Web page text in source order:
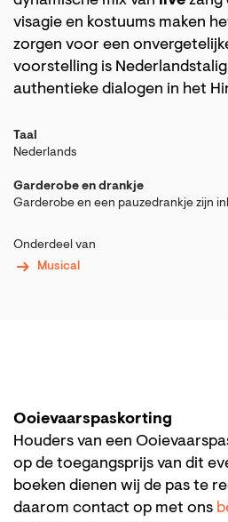
visagie en kostuums maken
zorgen voor een
voorstelling is
authentieke dialogen in het
Taal
Nederlands
Garderobe en drankje
Garderobe en een pauzedrankje zijn
Onderdeel van
Musical
Ooievaarspaskorting
Houders van een
op de toegangsprijs van dit
boeken dienen wij de pas te
daarom contact op met ons